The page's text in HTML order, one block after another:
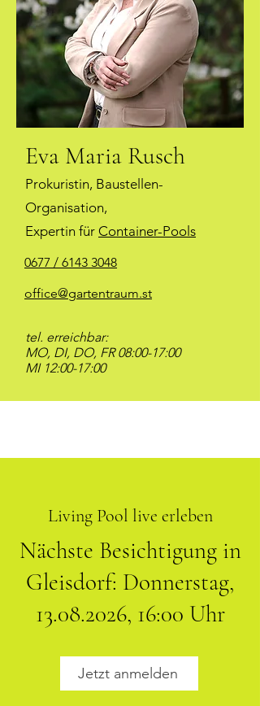
Eva Maria Rusch
Prokuristin, Baustellen-
Organisation,
Expertin für Container-Pools
0677 / 6143 3048
office@gartentraum.st
tel. erreichbar:
MO, DI, DO, FR 08:00-17:00
MI 12:00-17:00
Living Pool live erleben
Nächste Besichtigung in
Gleisdorf: Donnerstag,
13.08.2026, 16:00 Uhr
Jetzt anmelden